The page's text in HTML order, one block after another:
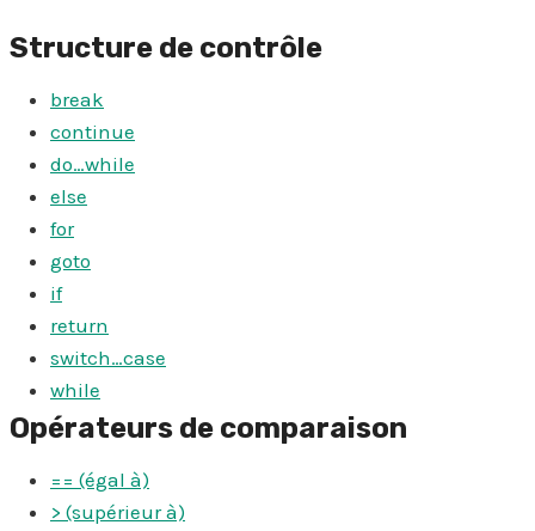
Structure de contrôle
break
continue
do…while
else
for
goto
if
return
switch…case
while
Opérateurs de comparaison
== (égal à)
> (supérieur à)